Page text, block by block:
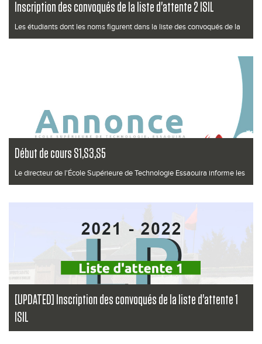
Inscription des convoqués de la liste d'attente 2 ISIL
Les étudiants dont les noms figurent dans la liste des convoqués de la
liste d'a...
Début de cours S1,S3,S5
Le directeur de l'École Supérieure de Technologie Essaouira informe les
étudiant...
[UPDATED] Inscription des convoqués de la liste d'attente 1
ISIL